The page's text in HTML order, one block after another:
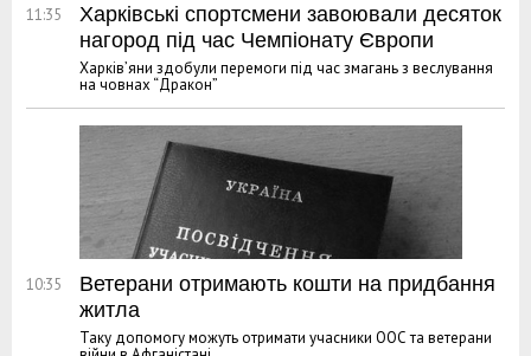
11:35
Харківські спортсмени завоювали десяток
нагород під час Чемпіонату Європи
Харків’яни здобули перемоги під час змагань з веслування
на човнах “Дракон”
10:35
Ветерани отримають кошти на придбання
житла
Таку допомогу можуть отримати учасники ООС та ветерани